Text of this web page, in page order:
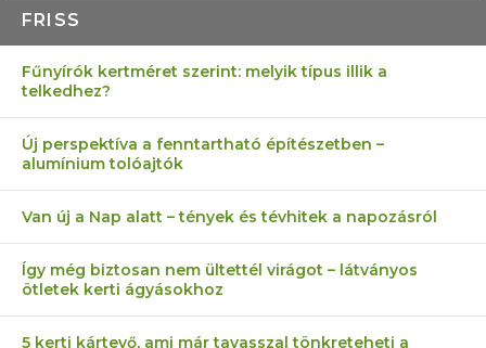
FRISS
Fűnyírók kertméret szerint: melyik típus illik a
telkedhez?
Új perspektíva a fenntartható építészetben –
alumínium tolóajtók
Van új a Nap alatt – tények és tévhitek a napozásról
Így még biztosan nem ültettél virágot – látványos
ötletek kerti ágyásokhoz
5 kerti kártevő, ami már tavasszal tönkreteheti a